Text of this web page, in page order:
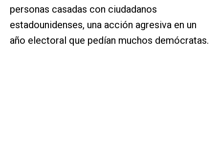
personas casadas con ciudadanos
estadounidenses, una acción agresiva en un
año electoral que pedían muchos demócratas.